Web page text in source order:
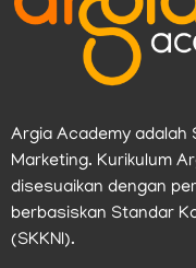
Argia Academy adalah
Marketing. Kurikulum
disesuaikan dengan
berbasiskan Standar
(SKKNI).